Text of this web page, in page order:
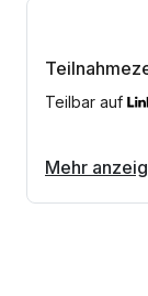
Teilbar auf
Mehr